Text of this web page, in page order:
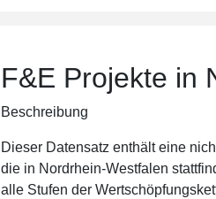
F&E Projekte in
Beschreibung
Dieser Datensatz enthält eine
die in Nordrhein-Westfalen
alle Stufen der